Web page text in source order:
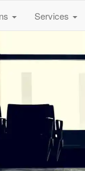
Services